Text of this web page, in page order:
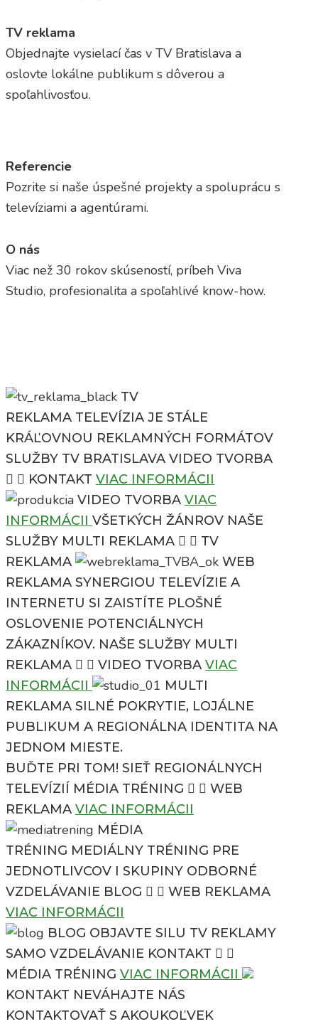
TV reklama
Objednajte vysielací čas v TV Bratislava a
oslovte lokálne publikum s dôverou a
spoľahlivosťou.
Referencie
Pozrite si naše úspešné projekty a spoluprácu s
televíziami a agentúrami.
O nás
Viac než 30 rokov skúseností, príbeh Viva
Studio, profesionalita a spoľahlivé know-how.
TV
REKLAMA TELEVÍZIA JE STÁLE
KRÁĽOVNOU REKLAMNÝCH FORMÁTOV
SLUŽBY TV BRATISLAVA VIDEO TVORBA
KONTAKT VIAC INFORMÁCII
VIDEO TVORBA VIAC
INFORMÁCII VŠETKÝCH ŽÁNROV NAŠE
SLUŽBY MULTI REKLAMA
TV
REKLAMA
WEB
REKLAMA SYNERGIOU TELEVÍZIE A
INTERNETU SI ZAISTÍTE PLOŠNÉ
OSLOVENIE POTENCIÁLNYCH
ZÁKAZNÍKOV. NAŠE SLUŽBY MULTI
REKLAMA
VIDEO TVORBA VIAC
INFORMÁCII
MULTI
REKLAMA SILNÉ POKRYTIE, LOJÁLNE
PUBLIKUM A REGIONÁLNA IDENTITA NA
JEDNOM MIESTE.
BUĎTE PRI TOM! SIEŤ REGIONÁLNYCH
TELEVÍZIÍ MÉDIA TRÉNING
WEB
REKLAMA VIAC INFORMÁCII
MÉDIA
TRÉNING MEDIÁLNY TRÉNING PRE
JEDNOTLIVCOV I SKUPINY ODBORNÉ
VZDELÁVANIE BLOG
WEB REKLAMA
VIAC INFORMÁCII
BLOG OBJAVTE SILU TV REKLAMY
SAMO VZDELÁVANIE KONTAKT
MÉDIA TRÉNING VIAC INFORMÁCII
KONTAKT NEVÁHAJTE NÁS
KONTAKTOVAŤ S AKOUKOĽVEK